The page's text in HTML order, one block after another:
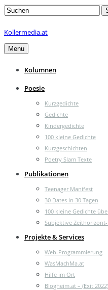
Search
Kollermedia.at
Menu
Kolumnen
Poesie
Kurzgedichte
Gedichte
Kindergedichte
100 kleine Gedichte
Kurzgeschichten
Poetry Slam Texte
Publikationen
Teenager Manifest
30 Dates in 30 Tagen
100 kleine Gedichte
Subjektive
Projekte & Services
Web-Programmierung
WasMachMa.at
Hilfe im Ort
Blogheim.at – (Exit 2022)